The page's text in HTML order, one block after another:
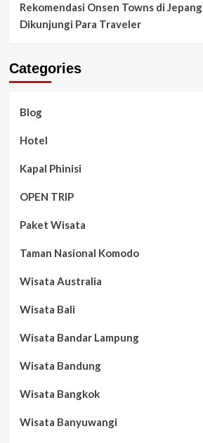
Rekomendasi Onsen Towns di
Dikunjungi Para Traveler
Categories
Blog
Hotel
Kapal Phinisi
OPEN TRIP
Paket Wisata
Taman Nasional Komodo
Wisata Australia
Wisata Bali
Wisata Bandar Lampung
Wisata Bandung
Wisata Bangkok
Wisata Banyuwangi